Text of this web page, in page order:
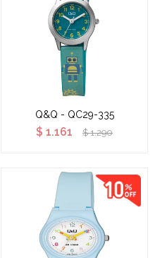
Q&Q - QC29-335
$ 1.161 $ 1.290